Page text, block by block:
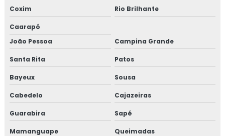
Coxim Rio Brilhante
Caarapó
João Pessoa
Campina Grande
Santa Rita Patos
Bayeux Sousa
Cabedelo Cajazeiras
Guarabira Sapé
Mamanguape Queimadas